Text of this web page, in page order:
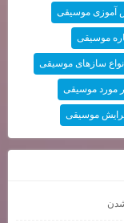
آموزی موسیقی
موسیقی
انواع سازهای موسیقی
مورد موسیقی
موسیقی